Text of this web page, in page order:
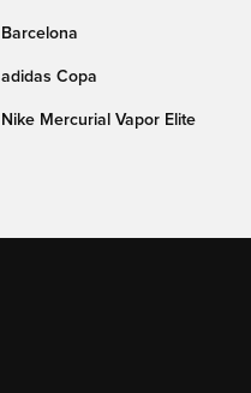
Barcelona
adidas Copa
Nike Mercurial Vapor Elite